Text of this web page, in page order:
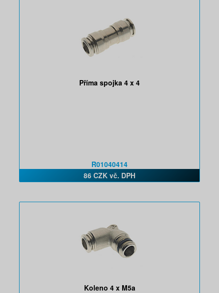
Příma spojka 4 x 4
R01040414
86 CZK vč. DPH
Koleno 4 x M5a